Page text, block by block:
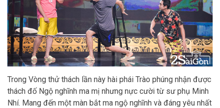
Trong Vòng thử thách lần này hài phái Trào phúng nhận được
thách đố Ngộ nghĩnh ma mị nhưng nực cười từ sư phụ Minh
Nhí. Mang đến một màn bắt ma ngộ nghĩnh và đáng yêu nhất